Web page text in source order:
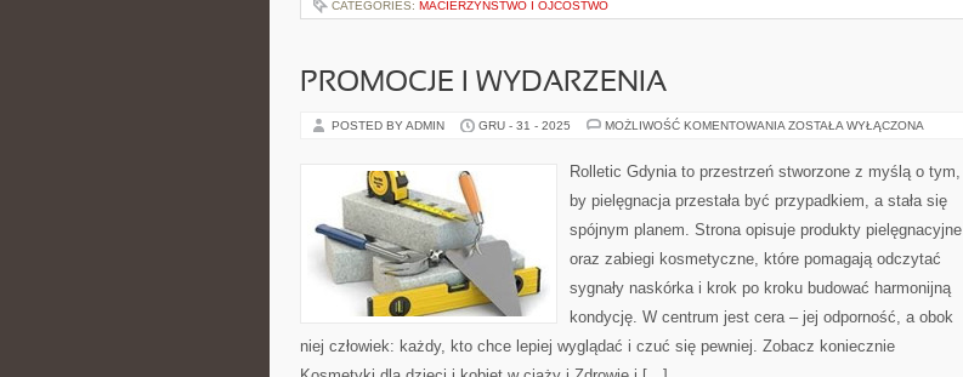
CATEGORIES: MACIERZYŃSTWO I OJCOSTWO
PROMOCJE I WYDARZENIA
POSTED BY ADMIN GRU - 31 - 2025 MOŻLIWOŚĆ KOMENTOWANIA PROMOCJE
ZOSTAŁA WYŁĄCZONA
Rolletic Gdynia to przestrzeń stworzone z myślą o tym,
by pielęgnacja przestała być przypadkiem, a stała się
spójnym planem. Strona opisuje produkty pielęgnacyjne
oraz zabiegi kosmetyczne, które pomagają odczytać
sygnały naskórka i krok po kroku budować harmonijną
kondycję. W centrum jest cera – jej odporność, a obok
niej człowiek: każdy, kto chce lepiej wyglądać i czuć się pewniej. Zobacz koniecznie